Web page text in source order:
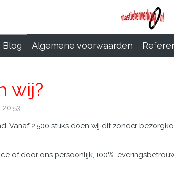
Blog Algemene voorwaarden
wij?
Vanaf 2.500 stuks doen wij dit zonder
of door ons persoonlijk, 100%